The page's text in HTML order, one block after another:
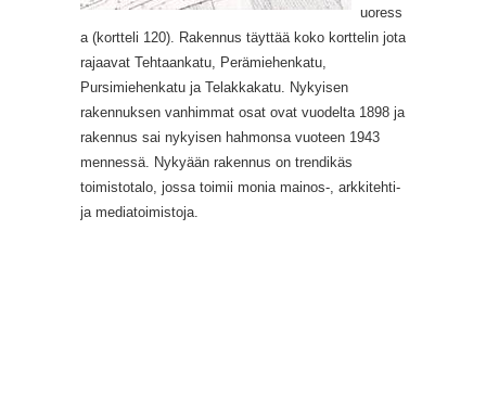
uoress
a (kortteli 120). Rakennus täyttää koko korttelin jota
rajaavat Tehtaankatu, Perämiehenkatu,
Pursimiehenkatu ja Telakkakatu. Nykyisen
rakennuksen vanhimmat osat ovat vuodelta 1898 ja
rakennus sai nykyisen hahmonsa vuoteen 1943
mennessä. Nykyään rakennus on trendikäs
toimistotalo, jossa toimii monia mainos-, arkkitehti-
ja mediatoimistoja.